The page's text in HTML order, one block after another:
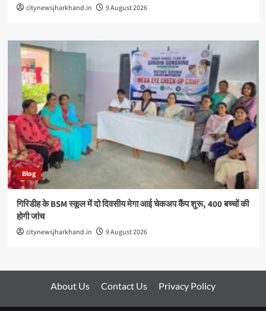
citynewsjharkhand.in 9 August 2026
Blog
गिरिडीह के BSM स्कूल में दो दिवसीय मेगा आई चेकअप कैंप शुरू, 400 बच्चों की
होगी जांच
citynewsjharkhand.in 9 August 2026
About Us Contact Us Privacy Policy